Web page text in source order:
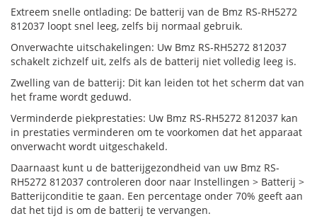
Extreem snelle ontlading: De batterij van de Bmz RS-RH5272
812037 loopt snel leeg, zelfs bij normaal gebruik.
Onverwachte uitschakelingen: Uw Bmz RS-RH5272 812037
schakelt zichzelf uit, zelfs als de batterij niet volledig leeg is.
Zwelling van de batterij: Dit kan leiden tot het scherm dat van
het frame wordt geduwd.
Verminderde piekprestaties: Uw Bmz RS-RH5272 812037 kan
in prestaties verminderen om te voorkomen dat het apparaat
onverwacht wordt uitgeschakeld.
Daarnaast kunt u de batterijgezondheid van uw Bmz RS-
RH5272 812037 controleren door naar Instellingen > Batterij >
Batterijconditie te gaan. Een percentage onder 70% geeft aan
dat het tijd is om de batterij te vervangen.